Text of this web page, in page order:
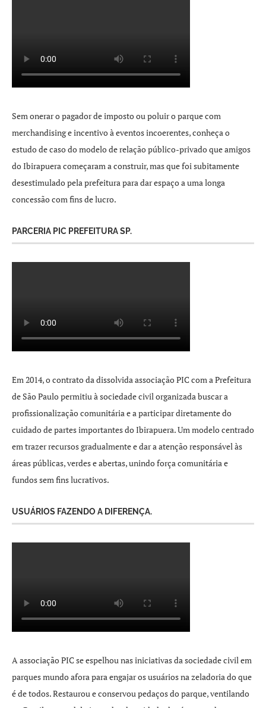
Sem onerar o pagador de imposto ou poluir o parque com
merchandising e incentivo à eventos incoerentes, conheça o
estudo de caso do modelo de relação público-privado que amigos
do Ibirapuera começaram a construir, mas que foi subitamente
desestimulado pela prefeitura para dar espaço a uma longa
concessão com fins de lucro.
PARCERIA PIC PREFEITURA SP.
Em 2014, o contrato da dissolvida associação PIC com a Prefeitura
de São Paulo permitiu à sociedade civil organizada buscar a
profissionalização comunitária e a participar diretamente do
cuidado de partes importantes do Ibirapuera. Um modelo centrado
em trazer recursos gradualmente e dar a atenção responsável às
áreas públicas, verdes e abertas, unindo força comunitária e
fundos sem fins lucrativos.
USUÁRIOS FAZENDO A DIFERENÇA.
A associação PIC se espelhou nas iniciativas da sociedade civil em
parques mundo afora para engajar os usuários na zeladoria do que
é de todos. Restaurou e conservou pedaços do parque, ventilando